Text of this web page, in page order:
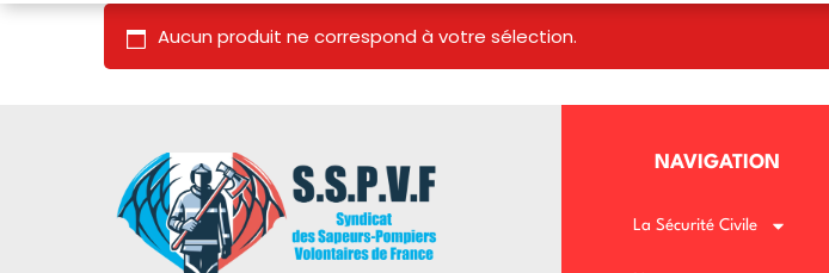
Aucun produit ne correspond à votre sélection.
NAVIGATION
La Sécurité Civile